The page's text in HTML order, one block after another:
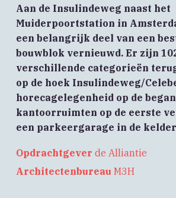
Aan de Insulindeweg naast het
Muiderpoortstation in
een belangrijk deel van een
bouwblok vernieuwd. Er zijn
verschillende categorieën
op de hoek Insulindeweg/
horecagelegenheid op de
kantoorruimten op de eerste
een parkeergarage in de kelder
Opdrachtgever de Alliantie
Architectenbureau M3H